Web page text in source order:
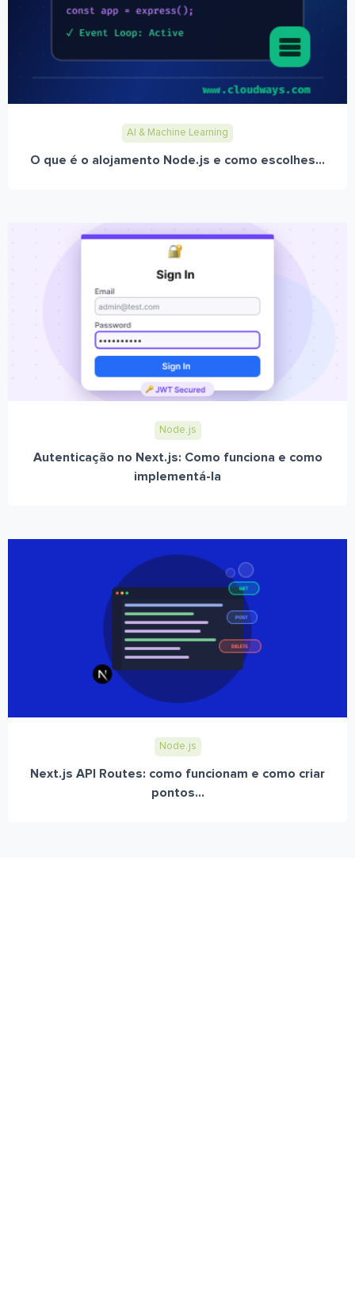
AI & Machine Learning
O que é o alojamento Node.js e como escolhes...
Node.js
Autenticação no Next.js: Como funciona e como
implementá-la
Node.js
Next.js API Routes: como funcionam e como criar
pontos...